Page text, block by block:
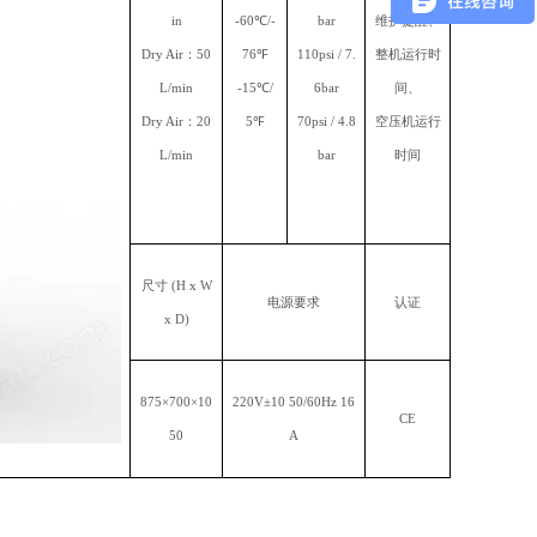
in
Dry Air：50
L/min
Dry Air：20
L/min
-60℃/-
76℉
-15℃/
5℉
bar
110psi / 7.
6bar
70psi / 4.8
bar
维护提醒、
整机运行时
间、
空压机运行
时间
尺寸 (H x W
x D)
电源要求 认证
875×700×10
50
220V±10 50/60Hz 16
A
CE